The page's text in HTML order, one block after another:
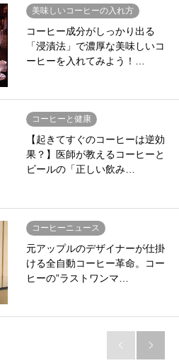
美味しいコーヒーの入れ方
コーヒー成分がしっかり出る
「浸漬法」で濃厚な美味しいコ
ーヒーを入れてみよう！…
コーヒーと健康
【起きてすぐのコーヒーは逆効
果？】医師が教えるコーヒーと
ビールの「正しい飲み…
コーヒーニュース
元アップルのデザイナーが仕掛
ける全自動コーヒー革命。コー
ヒーの”ラストワンマ…
 